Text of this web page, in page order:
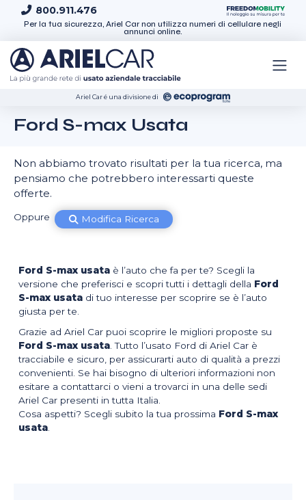
Skip to content
800.911.476
Per la tua sicurezza, Ariel Car non utilizza numeri di cellulare negli
annunci online.
Ariel Car é una divisione di
Ford S-max Usata
Non abbiamo trovato risultati per la tua ricerca, ma
pensiamo che potrebbero interessarti queste
offerte.
Oppure Modifica Ricerca
Ford S-max usata è l’auto che fa per te? Scegli la
versione che preferisci e scopri tutti i dettagli della Ford
S-max usata di tuo interesse per scoprire se è l’auto
giusta per te.
Grazie ad Ariel Car puoi scoprire le migliori proposte su
Ford S-max usata . Tutto l’usato Ford di Ariel Car è
tracciabile e sicuro, per assicurarti auto di qualità a prezzi
convenienti. Se hai bisogno di ulteriori informazioni non
esitare a contattarci o vieni a trovarci in una delle sedi
Ariel Car presenti in tutta Italia.
Cosa aspetti? Scegli subito la tua prossima Ford S-max
usata